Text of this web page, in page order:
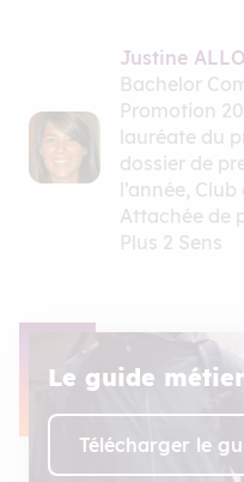
Justine
Bachelor
Promotion
lauréate du
dossier de
l’année,
Attachée de
Plus 2 Sens
Le guide
Télécharger le